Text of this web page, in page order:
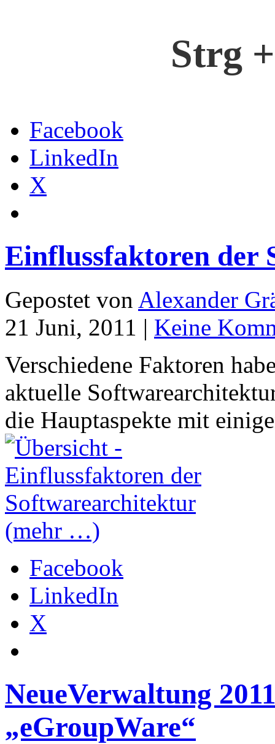
Strg
Facebook
LinkedIn
X
Einflussfaktoren der
Gepostet von Alexander
21 Juni, 2011 | Keine
Verschiedene Faktoren
aktuelle
die Hauptaspekte mit
(mehr …)
Facebook
LinkedIn
X
NeueVerwaltung
„eGroupWare“